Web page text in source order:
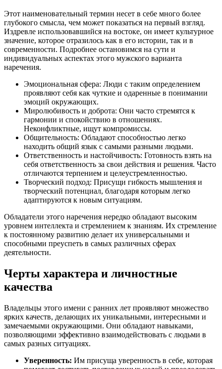
Этот наименовательный термин несет в себе много более
глубокого смысла, чем может показаться на первый взгляд.
Издревле использовавшийся на востоке, он имеет культурное
значение, которое отразилось как в его истории, так и в
современности. Подробнее остановимся на сути и
индивидуальных аспектах этого мужского варианта
наречения.
Эмоциональная сфера: Люди с таким определением
проявляют себя как чуткие и одаренные в понимании
эмоций окружающих.
Миролюбивость и доброта: Они часто стремятся к
гармонии и спокойствию в отношениях.
Неконфликтные, ищут компромиссы.
Общительность: Обладают способностью легко
находить общий язык с самыми разными людьми.
Ответственность и настойчивость: Готовность взять на
себя ответственность за свои действия и решения. Часто
отличаются терпением и целеустремленностью.
Творческий подход: Присущи гибкость мышления и
творческий потенциал, благодаря которым легко
адаптируются к новым ситуациям.
Обладатели этого наречения нередко обладают высоким
уровнем интеллекта и стремлением к знаниям. Их стремление
к постоянному развитию делает их универсальными и
способными преуспеть в самых различных сферах
деятельности.
Черты характера и личностные
качества
Владельцы этого имени с ранних лет проявляют множество
ярких качеств, делающих их уникальными, интересными и
замечаемыми окружающими. Они обладают навыками,
позволяющими эффективно взаимодействовать с людьми в
самых разных ситуациях.
Уверенность: Им присуща уверенность в себе, которая